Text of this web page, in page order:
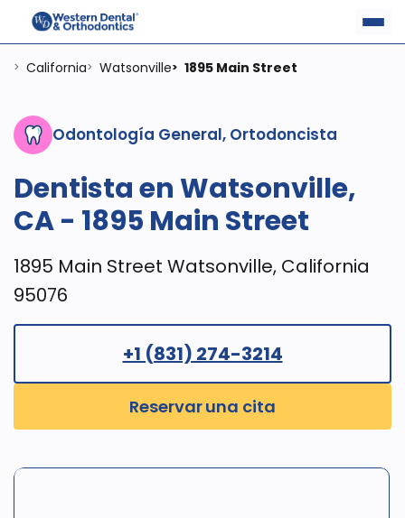
> California> Watsonville> 1895 Main Street
Odontología General, Ortodoncista
Dentista en Watsonville,
CA - 1895 Main Street
1895 Main Street Watsonville, California
95076
Reservar una cita
+1 (831) 274-3214